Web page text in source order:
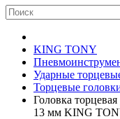
KING TONY
Ударные
Торцевые
Головка
13 мм KING